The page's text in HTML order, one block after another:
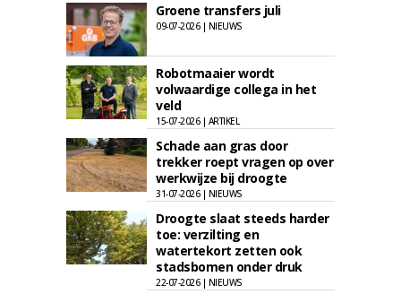
Groene transfers juli
09-07-2026 | NIEUWS
Robotmaaier wordt
volwaardige collega in het
veld
15-07-2026 | ARTIKEL
Schade aan gras door
trekker roept vragen op over
werkwijze bij droogte
31-07-2026 | NIEUWS
Droogte slaat steeds harder
toe: verzilting en
watertekort zetten ook
stadsbomen onder druk
22-07-2026 | NIEUWS